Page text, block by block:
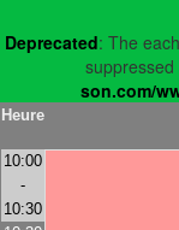
Deprecated: The
son.com/
Heure
10:00
-
10:30